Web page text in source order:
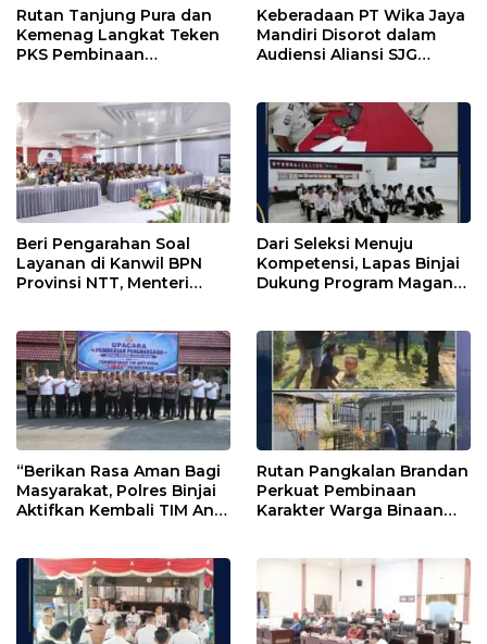
Rutan Tanjung Pura dan
Kemenag Langkat Teken
PKS Pembinaan
Keberadaan PT Wika Jaya
Mandiri Disorot dalam
Audiensi Aliansi SJG
Beri Pengarahan Soal
Layanan di Kanwil BPN
Provinsi NTT, Menteri
Dari Seleksi Menuju
Kompetensi, Lapas Binjai
Dukung Program Magang
“Berikan Rasa Aman Bagi
Masyarakat, Polres Binjai
Aktifkan Kembali TIM Anti
Rutan Pangkalan Brandan
Perkuat Pembinaan
Karakter Warga Binaan